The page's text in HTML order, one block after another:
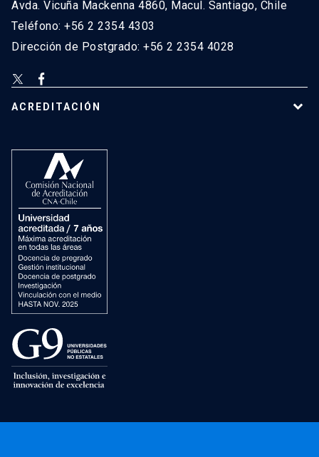
Avda. Vicuña Mackenna 4860, Macul. Santiago, Chile
Teléfono: +56 2 2354 4303
Dirección de Postgrado: +56 2 2354 4028
ACREDITACIÓN